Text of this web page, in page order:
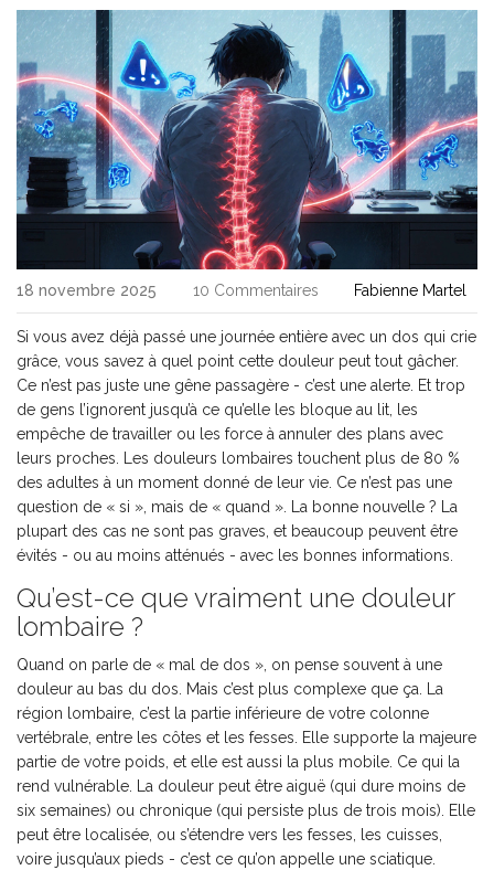
18 novembre 2025 10 Commentaires Fabienne Martel
Si vous avez déjà passé une journée entière avec un dos qui crie
grâce, vous savez à quel point cette douleur peut tout gâcher.
Ce n’est pas juste une gêne passagère - c’est une alerte. Et trop
de gens l’ignorent jusqu’à ce qu’elle les bloque au lit, les
empêche de travailler ou les force à annuler des plans avec
leurs proches. Les douleurs lombaires touchent plus de 80 %
des adultes à un moment donné de leur vie. Ce n’est pas une
question de « si », mais de « quand ». La bonne nouvelle ? La
plupart des cas ne sont pas graves, et beaucoup peuvent être
évités - ou au moins atténués - avec les bonnes informations.
Qu’est-ce que vraiment une douleur
lombaire ?
Quand on parle de « mal de dos », on pense souvent à une
douleur au bas du dos. Mais c’est plus complexe que ça. La
région lombaire, c’est la partie inférieure de votre colonne
vertébrale, entre les côtes et les fesses. Elle supporte la majeure
partie de votre poids, et elle est aussi la plus mobile. Ce qui la
rend vulnérable. La douleur peut être aiguë (qui dure moins de
six semaines) ou chronique (qui persiste plus de trois mois). Elle
peut être localisée, ou s’étendre vers les fesses, les cuisses,
voire jusqu’aux pieds - c’est ce qu’on appelle une sciatique.